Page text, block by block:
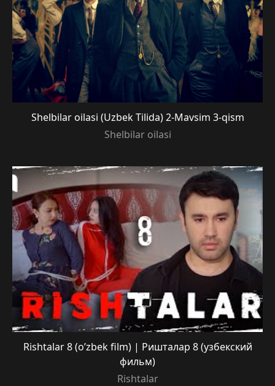
Shelbilar oilasi (Uzbek Tilida) 2-Mavsim 3-qism
Shelbilar oilasi
Rishtalar 8 (o’zbek film) | Ришталар 8 (узбекский
фильм)
Rishtalar